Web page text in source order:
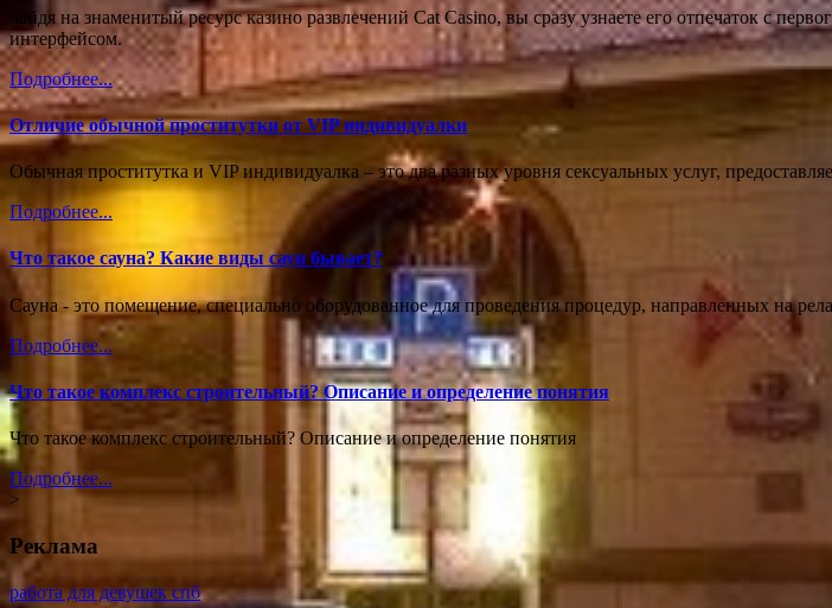
Зайдя на знаменитый ресурс казино развлечений Cat Casino, вы сразу узнаете его отпечаток с
интерфейсом.
Подробнее...
Отличие обычной проститутки от VIP индивидуалки
Обычная проститутка и VIP индивидуалка – это два разных уровня сексуальных услуг,
Подробнее...
Что такое сауна? Какие виды саун бывает?
Сауна - это помещение, специально оборудованное для проведения процедур, направленных на
Подробнее...
Что такое комплекс строительный? Описание и определение понятия
Что такое комплекс строительный? Описание и определение понятия
Подробнее...
>
Реклама
работа для девушек спб